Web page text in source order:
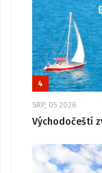
4
SRP, 05 2026
Východočeští